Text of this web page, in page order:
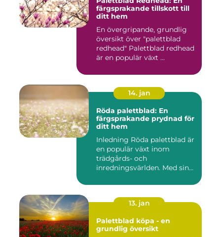
färgsprakande tillskott till
ditt hem
En övergripande, grundlig
översikt över "palettblad
redhead" Palettblad redhead
är en populär växt ...
14. jan
Röda palettblad: En
färgsprakande prydnad för
ditt hem
Inledning Röda palettblad är
en populär växt inom
trädgårds- och
inredningsvärlden. Med sina
13. jan
Palettblad köpa - en
grundlig översikt